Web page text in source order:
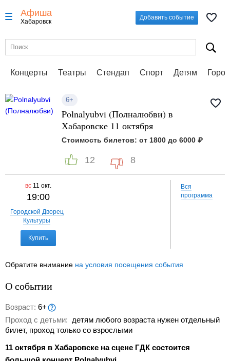
Афиша
Хабаровск
Добавить событие
Концерты Театры Стендап Спорт Детям
6+
Polnalyubvi (Полналюбви) в
Хабаровске 11 октября
Стоимость билетов: от 1800 до 6000 ₽
12 8
вс 11 окт.
19:00
Городской Дворец
Культуры
Купить
Вся
программа
Обратите внимание на условия посещения события
О событии
Возраст: 6+
Проход с детьми: детям любого возраста нужен отдельный
билет, проход только со взрослыми
11 октября в Хабаровске на сцене ГДК состоится